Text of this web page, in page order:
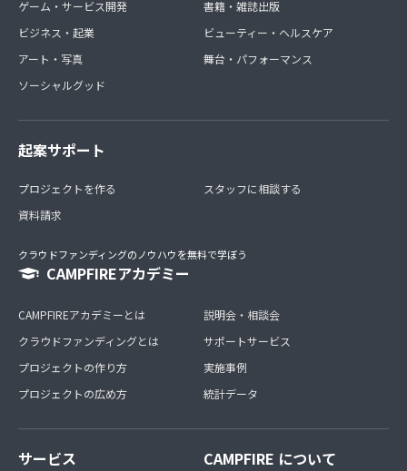
ゲーム・サービス開発
ビジネス・起業
アート・写真
ソーシャルグッド
書籍・雑誌出版
ビューティー・ヘルスケア
舞台・パフォーマンス
起案サポート
プロジェクトを作る
資料請求
スタッフに相談する
クラウドファンディングのノウハウを無料で学ぼう
CAMPFIREアカデミー
CAMPFIREアカデミーとは
クラウドファンディングとは
プロジェクトの作り方
プロジェクトの広め方
説明会・相談会
サポートサービス
実施事例
統計データ
サービス CAMPFIRE について